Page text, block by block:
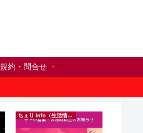
規約・問合せ
ちぇり info（生活情報）